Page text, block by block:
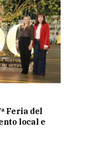
Feria del
local e